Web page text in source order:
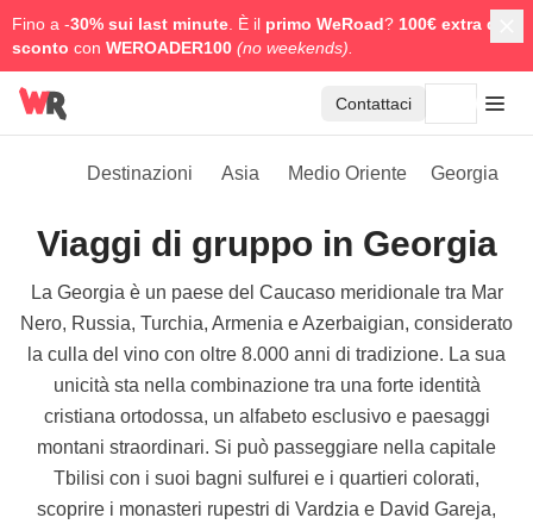
Fino a -30% sui last minute . È il primo WeRoad? 100€ extra di
sconto con WEROADER100 (no weekends).
Contattaci
Destinazioni Asia Medio Oriente Georgia
Viaggi di gruppo in Georgia
La Georgia è un paese del Caucaso meridionale tra Mar
Nero, Russia, Turchia, Armenia e Azerbaigian, considerato
la culla del vino con oltre 8.000 anni di tradizione. La sua
unicità sta nella combinazione tra una forte identità
cristiana ortodossa, un alfabeto esclusivo e paesaggi
montani straordinari. Si può passeggiare nella capitale
Tbilisi con i suoi bagni sulfurei e i quartieri colorati,
scoprire i monasteri rupestri di Vardzia e David Gareja,